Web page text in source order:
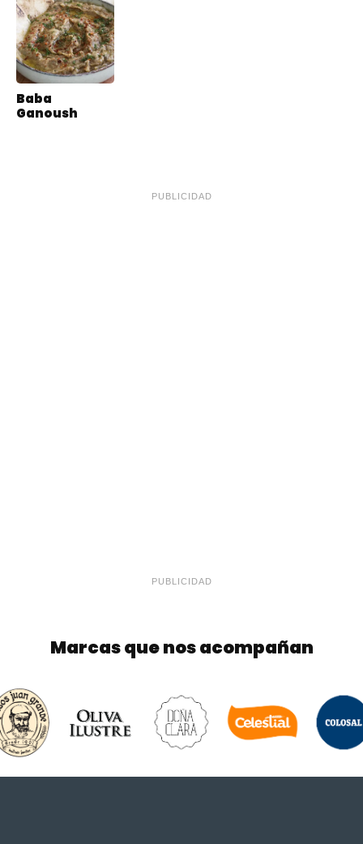
Baba
Ganoush
PUBLICIDAD
PUBLICIDAD
Marcas que nos acompañan